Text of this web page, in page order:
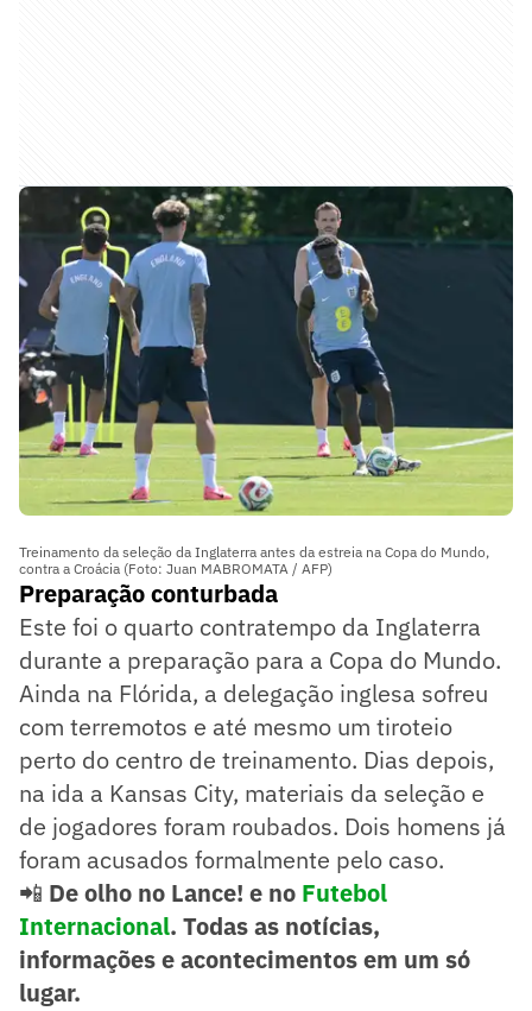
Treinamento da seleção da Inglaterra antes da estreia na Copa do Mundo,
contra a Croácia (Foto: Juan MABROMATA / AFP)
Preparação conturbada
Este foi o quarto contratempo da Inglaterra
durante a preparação para a Copa do Mundo.
Ainda na Flórida, a delegação inglesa sofreu
com terremotos e até mesmo um tiroteio
perto do centro de treinamento. Dias depois,
na ida a Kansas City, materiais da seleção e
de jogadores foram roubados. Dois homens já
foram acusados formalmente pelo caso.
📲 De olho no Lance! e no Futebol
Internacional. Todas as notícias,
informações e acontecimentos em um só
lugar.